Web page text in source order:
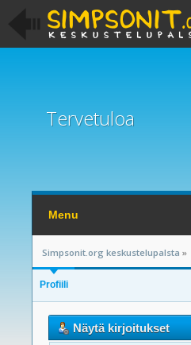
Tervetuloa
Menu
Simpsonit.org keskustelupalsta »
Profiili
Näytä kirjoitukset